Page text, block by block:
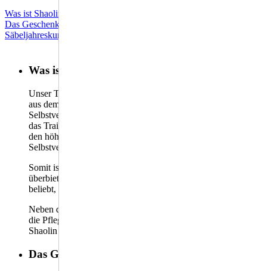
Was ist Shaolin Kung Fu?
Das Geschenk
Säbeljahreskurs 2026
Was ist Shaolin Kung Fu?
Unser Training umfasst das Nord- und Südshaolin, Elemente
aus dem Fünf-Tiere-Kung Fu, Langstock, Säbel, sowie
Selbstverteidigung. Die ersten Ausbildungsstufen sind durch
das Training der Formen und Grundtechniken bestimmt. Bei
den höheren Graden steht der Anwendungs- und
Selbstverteidigungsaspekt mehr im Vordergrund.
Somit ist das Kung Fu in seiner Vielseitigkeit wohl kaum zu
überbieten. Gerade diese Eigenschaft macht es bei uns sehr
beliebt, kann es doch allen etwas bieten.
Neben dem praktischen Training legen wir großen Wert auf
die Pflege des geistigen Gutes, wie es in den Ursprüngen des
Shaolin Kung Fu üblich war.
Das Geschenk